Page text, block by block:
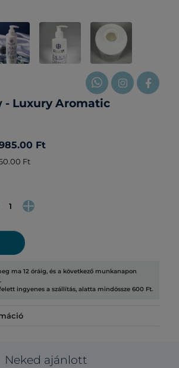
- Luxury Aromatic
Ft
Ft
ma 12 óráig, és a következő munkanapon
ingyenes a szállítás, alatta mindössze 600 Ft.
Neked ajánlott